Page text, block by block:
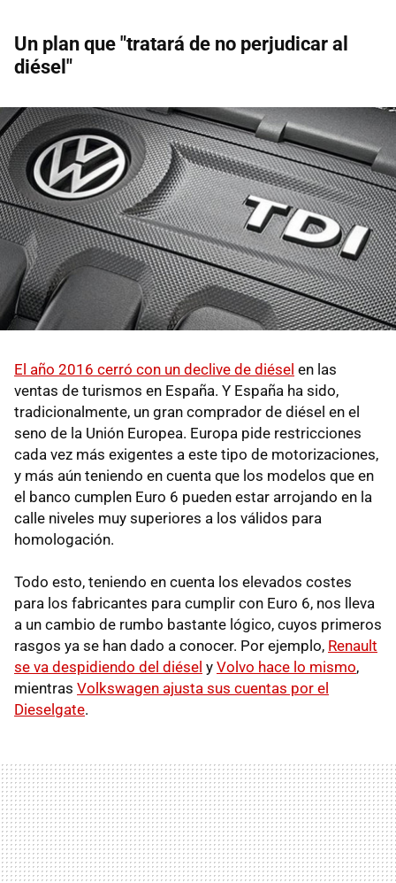
Un plan que "tratará de no perjudicar al
diésel"
El año 2016 cerró con un declive de diésel en las
ventas de turismos en España. Y España ha sido,
tradicionalmente, un gran comprador de diésel en el
seno de la Unión Europea. Europa pide restricciones
cada vez más exigentes a este tipo de motorizaciones,
y más aún teniendo en cuenta que los modelos que en
el banco cumplen Euro 6 pueden estar arrojando en la
calle niveles muy superiores a los válidos para
homologación.
Todo esto, teniendo en cuenta los elevados costes
para los fabricantes para cumplir con Euro 6, nos lleva
a un cambio de rumbo bastante lógico, cuyos primeros
rasgos ya se han dado a conocer. Por ejemplo, Renault
se va despidiendo del diésel y Volvo hace lo mismo,
mientras Volkswagen ajusta sus cuentas por el
Dieselgate.